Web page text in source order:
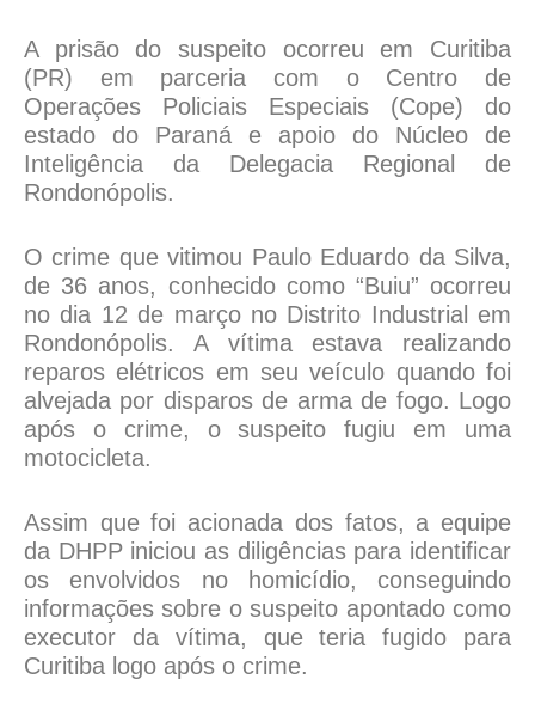
A prisão do suspeito ocorreu em Curitiba
(PR) em parceria com o Centro de
Operações Policiais Especiais (Cope) do
estado do Paraná e apoio do Núcleo de
Inteligência da Delegacia Regional de
Rondonópolis.
O crime que vitimou Paulo Eduardo da Silva,
de 36 anos, conhecido como “Buiu” ocorreu
no dia 12 de março no Distrito Industrial em
Rondonópolis. A vítima estava realizando
reparos elétricos em seu veículo quando foi
alvejada por disparos de arma de fogo. Logo
após o crime, o suspeito fugiu em uma
motocicleta.
Assim que foi acionada dos fatos, a equipe
da DHPP iniciou as diligências para identificar
os envolvidos no homicídio, conseguindo
informações sobre o suspeito apontado como
executor da vítima, que teria fugido para
Curitiba logo após o crime.